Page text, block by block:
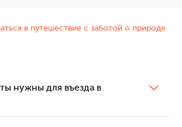
в путешествие с заботой о природе
нужны для въезда в